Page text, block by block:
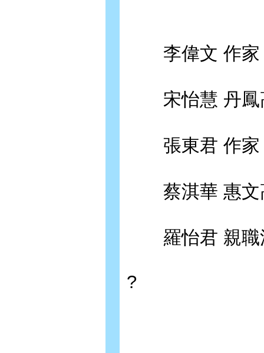
李偉文 作家
宋怡慧 丹鳳
張東君 作家
蔡淇華 惠文
羅怡君 親職
?